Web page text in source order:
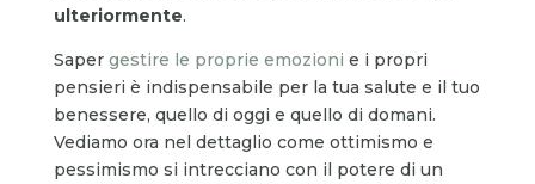
ulteriormente.
Saper gestire le proprie emozioni e i propri
pensieri è indispensabile per la tua salute e il tuo
benessere, quello di oggi e quello di domani.
Vediamo ora nel dettaglio come ottimismo e
pessimismo si intrecciano con il potere di un